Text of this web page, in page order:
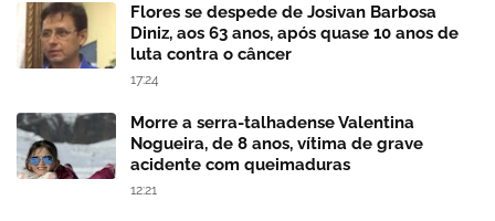
Flores se despede de Josivan Barbosa
Diniz, aos 63 anos, após quase 10 anos de
luta contra o câncer
17:24
Morre a serra-talhadense Valentina
Nogueira, de 8 anos, vítima de grave
acidente com queimaduras
12:21